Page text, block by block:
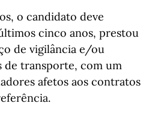
o candidato deve
cinco anos, prestou
de vigilância e/ou
de transporte, com um
afetos aos contratos